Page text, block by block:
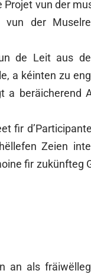
Projet vun der
der
de Leit aus
a kéinten zu
a beräicherend
fir
Zeien
fir zukünfteg
an als